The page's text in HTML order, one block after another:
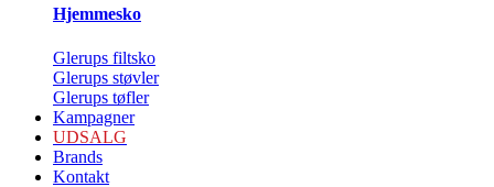
Hjemmesko
Glerups filtsko
Glerups støvler
Glerups tøfler
Kampagner
UDSALG
Brands
Kontakt